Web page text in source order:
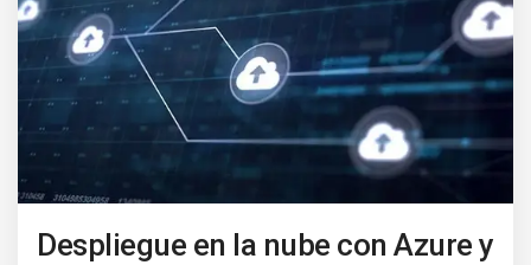
Despliegue en la nube con Azure y